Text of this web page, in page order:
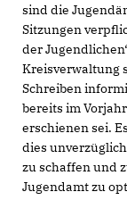
sind die
Sitzungen
der
Kreisverwaltung
Schreiben
bereits im
erschienen sei.
dies
zu schaffen und
Jugendamt zu